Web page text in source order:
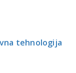
tehnologija